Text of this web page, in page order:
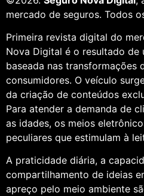
mercado de seguros. Todos
Primeira revista digital do
Nova Digital é o resultado de
baseada nas transformações
consumidores. O veículo
da criação de conteúdos
Para atender a demanda de
as idades, os meios
peculiares que estimulam à
A praticidade diária, a
compartilhamento de ideias
apreço pelo meio ambiente